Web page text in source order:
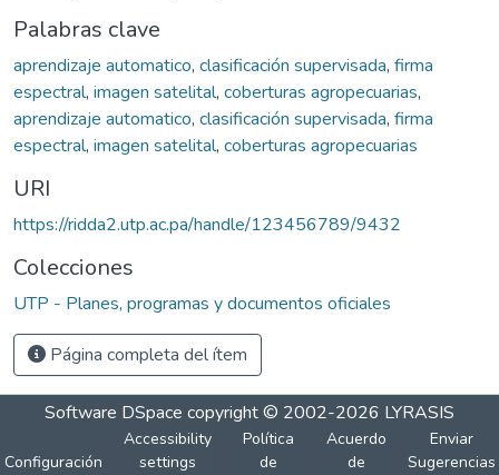
Palabras clave
aprendizaje automatico, clasificación supervisada, firma
espectral, imagen satelital, coberturas agropecuarias,
aprendizaje automatico, clasificación supervisada, firma
espectral, imagen satelital, coberturas agropecuarias
URI
https://ridda2.utp.ac.pa/handle/123456789/9432
Colecciones
UTP - Planes, programas y documentos oficiales
Página completa del ítem
Software DSpace copyright © 2002-2026 LYRASIS
Configuración
Accessibility
settings
Política
de
Acuerdo
de
Enviar
Sugerencias